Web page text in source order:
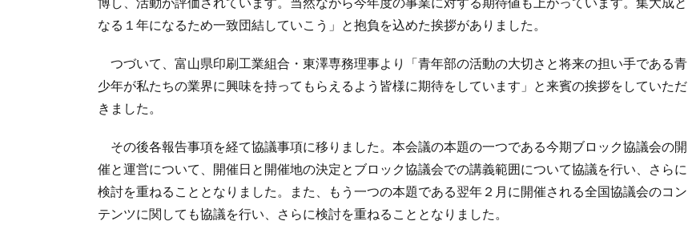
なる１年になるため一致団結していこう」と抱負を込めた挨拶がありました。
つづいて、富山県印刷工業組合・東澤専務理事より「青年部の活動の大切さと将来の担い手である青
少年が私たちの業界に興味を持ってもらえるよう皆様に期待をしています」と来賓の挨拶をしていただ
きました。
その後各報告事項を経て協議事項に移りました。本会議の本題の一つである今期ブロック協議会の開
催と運営について、開催日と開催地の決定とブロック協議会での講義範囲について協議を行い、さらに
検討を重ねることとなりました。また、もう一つの本題である翌年２月に開催される全国協議会のコン
テンツに関しても協議を行い、さらに検討を重ねることとなりました。